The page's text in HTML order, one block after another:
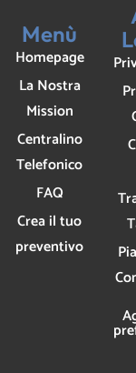
Menù
Homepage
La Nostra
Mission
Centralino
Telefonico
FAQ
Crea il tuo
preventivo